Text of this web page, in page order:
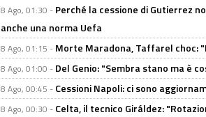
8 Ago, 01:30 - Perché la cessione di Gutierrez
anche una norma Uefa
8 Ago, 01:15 - Morte Maradona, Taffarel choc:
8 Ago, 01:00 - Del Genio: "Sembra stano ma è
8 Ago, 00:45 - Cessioni Napoli: ci sono
8 Ago, 00:30 - Celta, il tecnico Giráldez: